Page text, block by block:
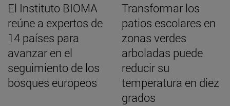
El Instituto BIOMA
reúne a expertos de
14 países para
avanzar en el
seguimiento de los
bosques europeos
Transformar los
patios escolares en
zonas verdes
arboladas puede
reducir su
temperatura en diez
grados